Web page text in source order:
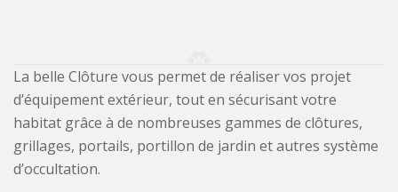
La belle Clôture vous permet de réaliser vos projet
d’équipement extérieur, tout en sécurisant votre
habitat grâce à de nombreuses gammes de clôtures,
grillages, portails, portillon de jardin et autres système
d’occultation.